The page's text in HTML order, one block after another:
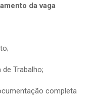
da vaga
Trabalho;
completa